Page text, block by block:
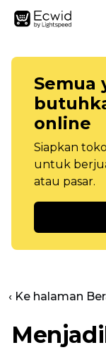
Semua
online
Siapkan
untuk
atau pasar.
‹ Ke halaman